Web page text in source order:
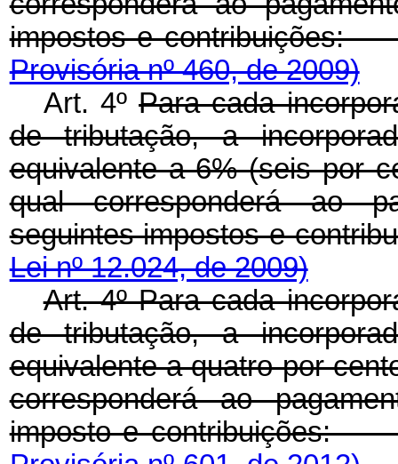
impostos e
Provisória nº 460, de 2009)
Art. 4ºPara cada
de tributação, a
equivalente a 6% (seis por
qual corresponderá ao
seguintes impostos e
Lei nº 12.024, de 2009)
Art. 4º Para cada
de tributação, a
equivalente a quatro por
corresponderá ao
imposto e